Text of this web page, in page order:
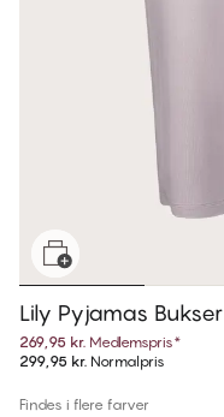
Lily Pyjamas Bukser
269,95 kr. Medlemspris*
299,95 kr. Normalpris
Findes i flere farver